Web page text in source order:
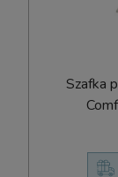
Szafka